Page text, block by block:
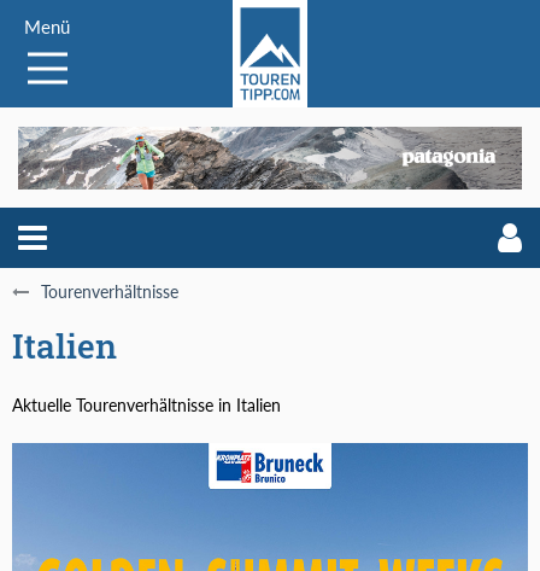
Menü
Tourenverhältnisse
Italien
Aktuelle Tourenverhältnisse in Italien